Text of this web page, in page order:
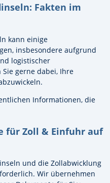
Fakten im
kann einige
insbesondere aufgrund
logistischer
gerne dabei, Ihre
Informationen, die
für Zoll & Einfuhr auf
und die Zollabwicklung
Wir übernehmen